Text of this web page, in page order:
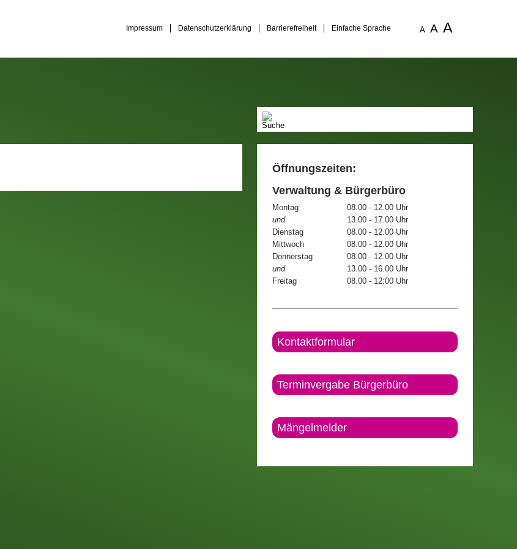
Impressum Datenschutzerklärung Barrierefreiheit Einfache Sprache A A A
Öffnungszeiten:
Verwaltung & Bürgerbüro
Montag
08.00 - 12.00 Uhr
und
13.00 - 17.00 Uhr
Dienstag
08.00 - 12.00 Uhr
Mittwoch
08.00 - 12.00 Uhr
Donnerstag
08.00 - 12.00 Uhr
und
13.00 - 16.00 Uhr
Freitag
08.00 - 12:00 Uhr
Kontaktformular
Terminvergabe Bürgerbüro
Mängelmelder